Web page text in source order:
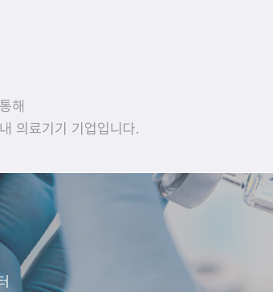
해
의료기기 기업입니다.